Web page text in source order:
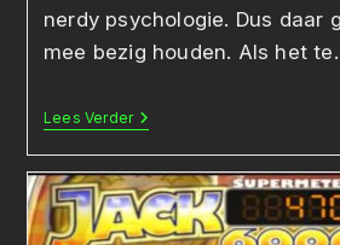
nerdy psychologie. Dus daar
mee bezig houden. Als het
Lees VerderVWO
Examen
Opdracht:
Een
Psychologisch
Dashboard